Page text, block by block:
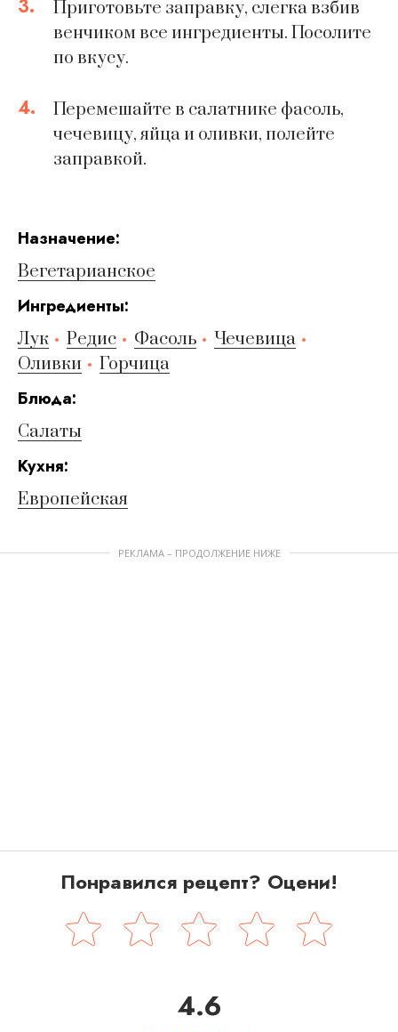
3.
Приготовьте заправку, слегка взбив
венчиком все ингредиенты. Посолите
по вкусу.
4.
Перемешайте в салатнике фасоль,
чечевицу, яйца и оливки, полейте
заправкой.
Hазначение:
Вегетарианское
Ингредиенты:
Лук Редис Фасоль
Чечевица
Оливки
Горчица
Блюда:
Салаты
Кухня:
Европейская
РЕКЛАМА – ПРОДОЛЖЕНИЕ НИЖЕ
Понравился рецепт? Оцени!
4.6